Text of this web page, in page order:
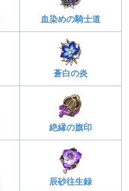
血染めの騎士道
蒼白の炎
絶縁の旗印
辰砂往生録